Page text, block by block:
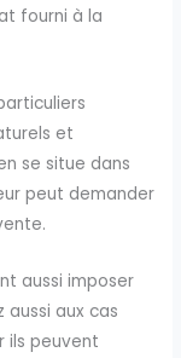
fourni à la
et
se situe dans
peut demander
aussi imposer
aussi aux cas
ils peuvent